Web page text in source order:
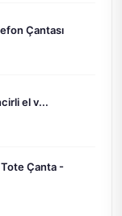
Çantası
el v...
Tote Çanta -